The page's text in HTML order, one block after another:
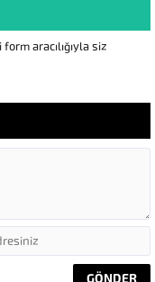
aracılığıyla siz